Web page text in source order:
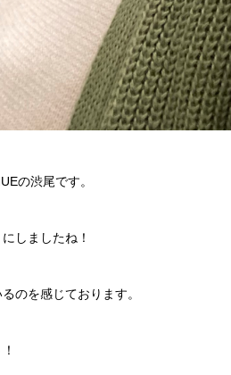
の渋尾です。
しましたね！
のを感じております。